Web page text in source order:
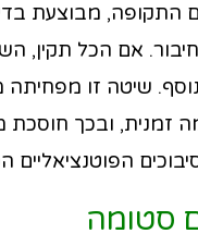
התקופה, מבוצעת
אם הכל תקין,
נוסף. שיטה זו
זמנית, ובכך
הפוטנציאליים
סטומה